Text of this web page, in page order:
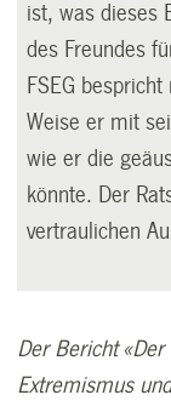
ist, was dieses
des Freundes
FSEG
Weise er mit
wie er die
könnte. Der
vertraulichen
Der Bericht
Extremismus